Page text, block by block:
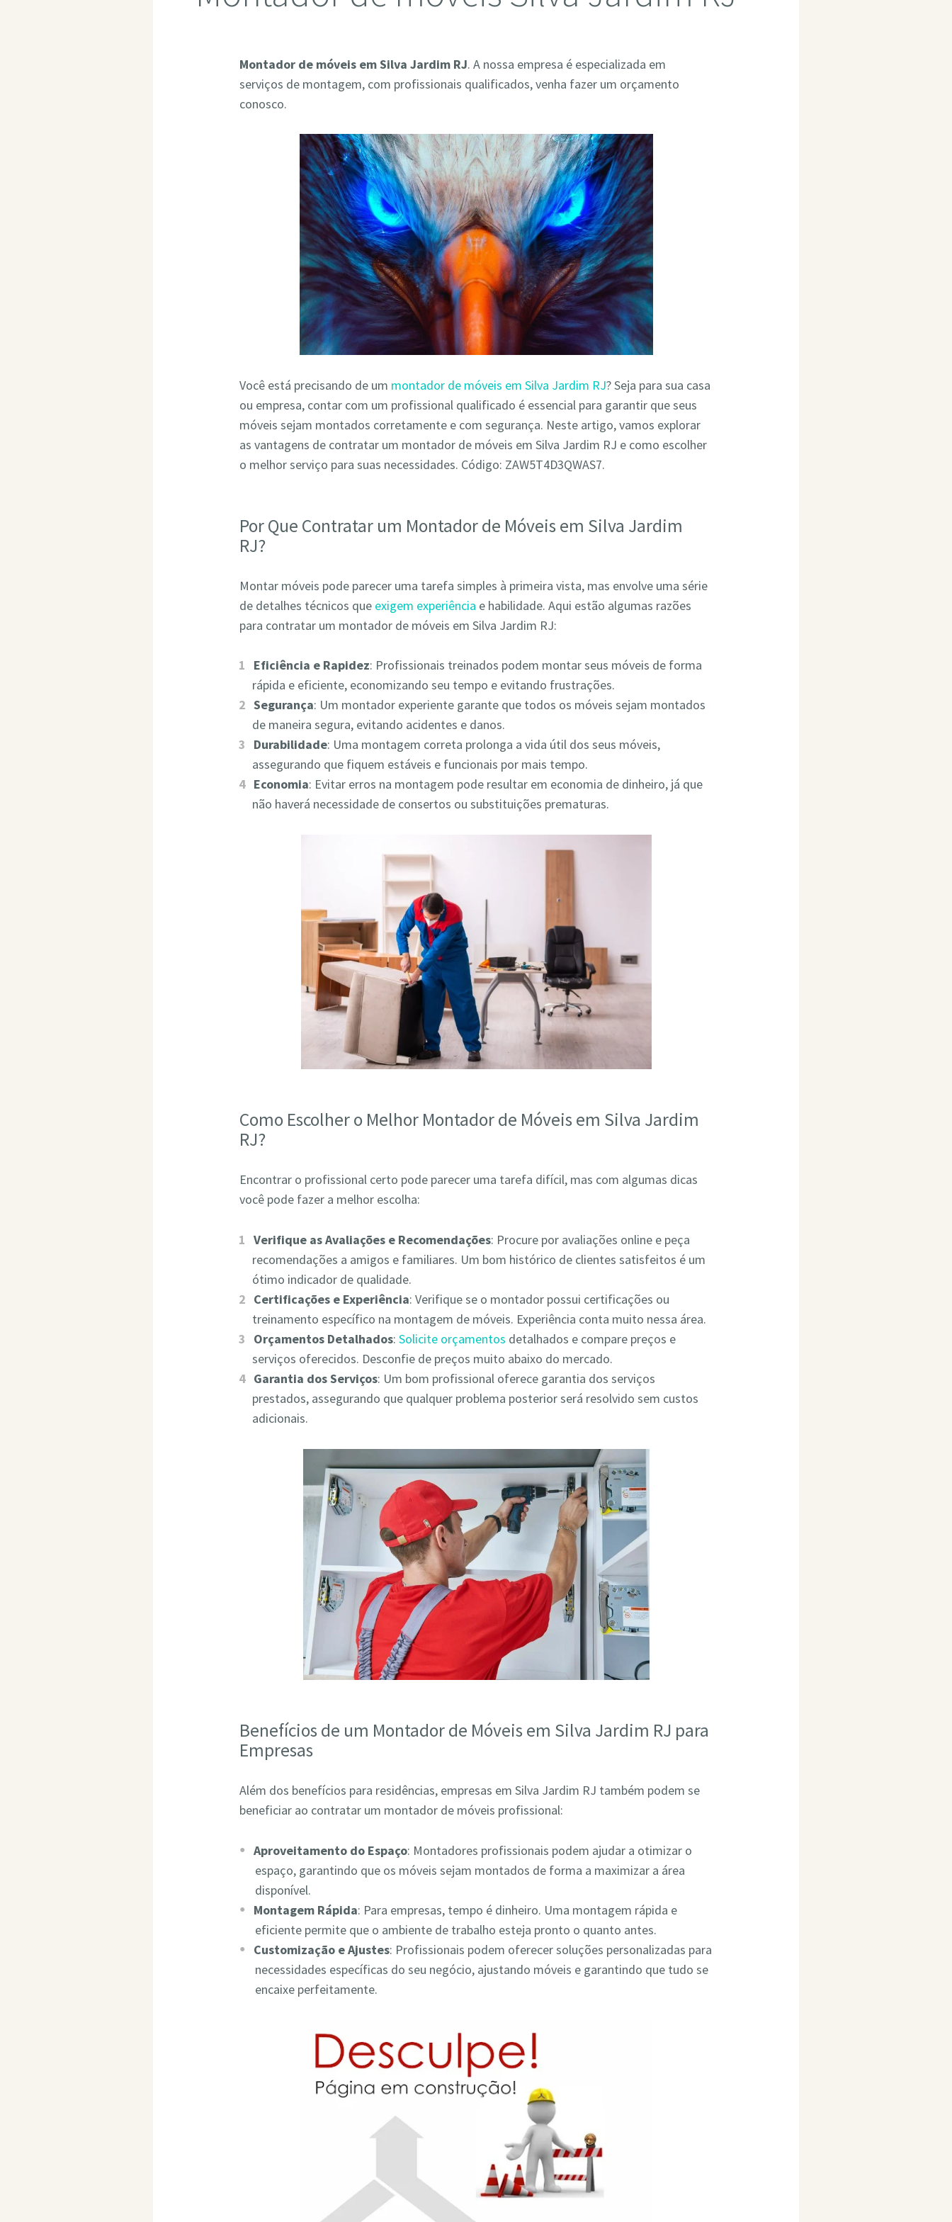
Montador de móveis em Silva Jardim RJ. A nossa empresa é especializada em
serviços de montagem, com profissionais qualificados, venha fazer um orçamento
conosco.
Você está precisando de um montador de móveis em Silva Jardim RJ? Seja para sua casa
ou empresa, contar com um profissional qualificado é essencial para garantir que seus
móveis sejam montados corretamente e com segurança. Neste artigo, vamos explorar
as vantagens de contratar um montador de móveis em Silva Jardim RJ e como escolher
o melhor serviço para suas necessidades. Código: ZAW5T4D3QWAS7.
Por Que Contratar um Montador de Móveis em Silva Jardim
RJ?
Montar móveis pode parecer uma tarefa simples à primeira vista, mas envolve uma série
de detalhes técnicos que exigem experiência e habilidade. Aqui estão algumas razões
para contratar um montador de móveis em Silva Jardim RJ:
Eficiência e Rapidez: Profissionais treinados podem montar seus móveis de forma
rápida e eficiente, economizando seu tempo e evitando frustrações.
Segurança: Um montador experiente garante que todos os móveis sejam montados
de maneira segura, evitando acidentes e danos.
Durabilidade: Uma montagem correta prolonga a vida útil dos seus móveis,
assegurando que fiquem estáveis e funcionais por mais tempo.
Economia: Evitar erros na montagem pode resultar em economia de dinheiro, já que
não haverá necessidade de consertos ou substituições prematuras.
Como Escolher o Melhor Montador de Móveis em Silva Jardim
RJ?
Encontrar o profissional certo pode parecer uma tarefa difícil, mas com algumas dicas
você pode fazer a melhor escolha:
Verifique as Avaliações e Recomendações: Procure por avaliações online e peça
recomendações a amigos e familiares. Um bom histórico de clientes satisfeitos é um
ótimo indicador de qualidade.
Certificações e Experiência: Verifique se o montador possui certificações ou
treinamento específico na montagem de móveis. Experiência conta muito nessa área.
Orçamentos Detalhados:Solicite orçamentos detalhados e compare preços e
serviços oferecidos. Desconfie de preços muito abaixo do mercado.
Garantia dos Serviços: Um bom profissional oferece garantia dos serviços
prestados, assegurando que qualquer problema posterior será resolvido sem custos
adicionais.
Benefícios de um Montador de Móveis em Silva Jardim RJ para
Empresas
Além dos benefícios para residências, empresas em Silva Jardim RJ também podem se
beneficiar ao contratar um montador de móveis profissional:
Aproveitamento do Espaço: Montadores profissionais podem ajudar a otimizar o
espaço, garantindo que os móveis sejam montados de forma a maximizar a área
disponível.
Montagem Rápida: Para empresas, tempo é dinheiro. Uma montagem rápida e
eficiente permite que o ambiente de trabalho esteja pronto o quanto antes.
Customização e Ajustes: Profissionais podem oferecer soluções personalizadas para
necessidades específicas do seu negócio, ajustando móveis e garantindo que tudo se
encaixe perfeitamente.